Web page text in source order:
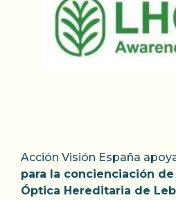
Acción Visión España
para la concienciación
Óptica Hereditaria de